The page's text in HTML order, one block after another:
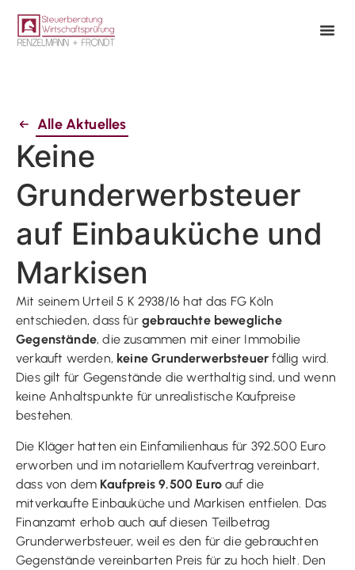
Alle Aktuelles
Keine
Grunderwerbsteuer
auf Einbauküche und
Markisen
Mit seinem Urteil 5 K 2938/16 hat das FG Köln
entschieden, dass für gebrauchte bewegliche
Gegenstände, die zusammen mit einer Immobilie
verkauft werden, keine Grunderwerbsteuer fällig wird.
Dies gilt für Gegenstände die werthaltig sind, und wenn
keine Anhaltspunkte für unrealistische Kaufpreise
bestehen.
Die Kläger hatten ein Einfamilienhaus für 392.500 Euro
erworben und im notariellem Kaufvertrag vereinbart,
dass von dem Kaufpreis 9.500 Euroauf die
mitverkaufte Einbauküche und Markisen entfielen. Das
Finanzamt erhob auch auf diesen Teilbetrag
Grunderwerbsteuer, weil es den für die gebrauchten
Gegenstände vereinbarten Preis für zu hoch hielt. Den